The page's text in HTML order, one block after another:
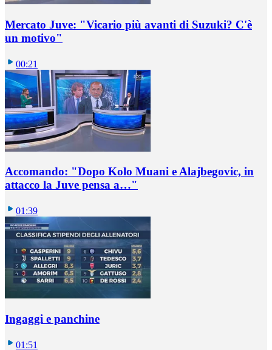
Mercato Juve: "Vicario più avanti di Suzuki? C'è
un motivo"
00:21
Accomando: "Dopo Kolo Muani e Alajbegovic, in
attacco la Juve pensa a…"
01:39
Ingaggi e panchine
01:51